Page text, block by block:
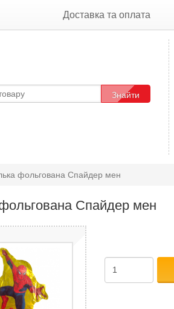
Доставка та оплата
Знайти
фольгована Спайдер мен
Спайдер мен